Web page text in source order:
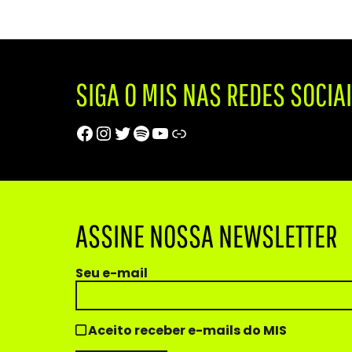
SIGA O MIS NAS REDES
Facebook
Instagram
Twitter
Spotify
Youtube
Trip Advisor
ASSINE NOSSA NEWSLETTER
Seu e-mail
Aceito receber e-mails do MIS